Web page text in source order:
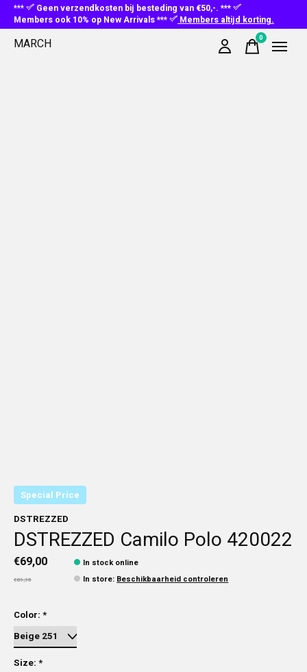
***
Geen verzendkosten bij besteding van €50,-. ***
Members ook 10% op New Arrivals ***
Members altijd korting.
MARCH 0items
Special Price
DSTREZZED
DSTREZZED Camilo Polo 420022
€69,00
€89,95
In stock online
In store: Beschikbaarheid controleren
Color: *
Size: *